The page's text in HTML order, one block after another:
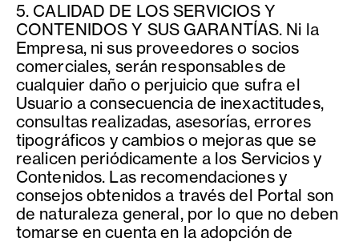
5. CALIDAD DE LOS SERVICIOS Y
CONTENIDOS Y SUS GARANTÍAS. Ni la
Empresa, ni sus proveedores o socios
comerciales, serán responsables de
cualquier daño o perjuicio que sufra el
Usuario a consecuencia de inexactitudes,
consultas realizadas, asesorías, errores
tipográficos y cambios o mejoras que se
realicen periódicamente a los Servicios y
Contenidos. Las recomendaciones y
consejos obtenidos a través del Portal son
de naturaleza general, por lo que no deben
tomarse en cuenta en la adopción de